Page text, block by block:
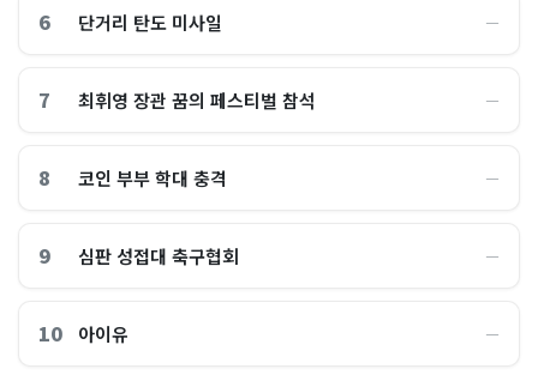
6 단거리 탄도 미사일 ―
7 최휘영 장관 꿈의 페스티벌 참석 ―
8 코인 부부 학대 충격 ―
9 심판 성접대 축구협회 ―
10 아이유 ―